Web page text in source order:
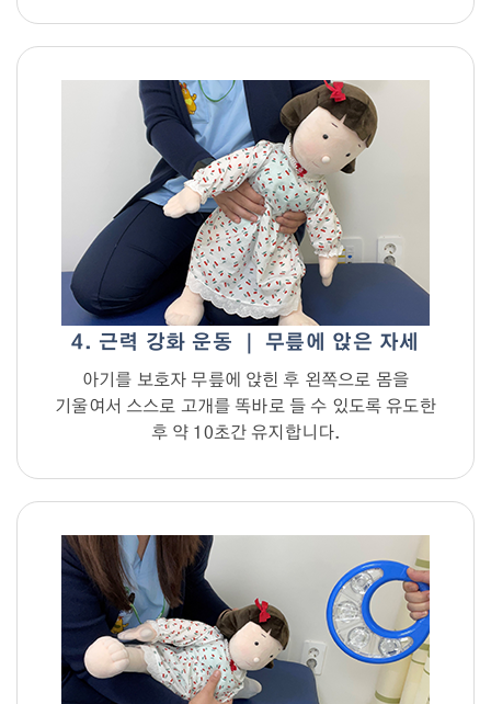
4. 근력 강화 운동 ｜ 무릎에 앉은 자세
아기를 보호자 무릎에 앉힌 후 왼쪽으로 몸을
기울여서 스스로 고개를 똑바로 들 수 있도록 유도한
후 약 10초간 유지합니다.